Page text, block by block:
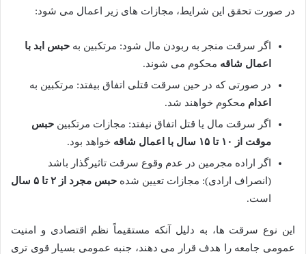
در صورت تحقق این شرایط، مجازات های زیر اعمال می شود:
اگر سرقت منجر به ربودن مال شود: مرتکبین به حبس ابد با
اعمال شاقه محکوم می شوند.
در صورتی که در حین سرقت قتلی اتفاق بیفتد: مرتکبین به
اعدام محکوم خواهند شد.
اگر سرقت مال یا قتل اتفاق نیفتد: مجازات مرتکبین حبس
موقت از ۱۰ تا ۱۵ سال با اعمال شاقه
خواهد بود.
اگر اراده مجرمین در عدم وقوع سرقت تاثیرگذار باشد
(انصراف ارادی): مجازات تعیین شده حبس مجرد از ۲ تا ۵ سال
است.
این نوع سرقت ها، به دلیل آنکه مستقیماً نظم اقتصادی و امنیت
عمومی جامعه را هدف قرار می دهند، جنبه عمومی بسیار قوی تری